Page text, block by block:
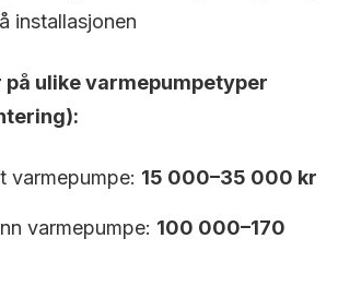
installasjonen
ulike varmepumpetyper
varmepumpe: 15 000–35 000 kr
varmepumpe: 100 000–170